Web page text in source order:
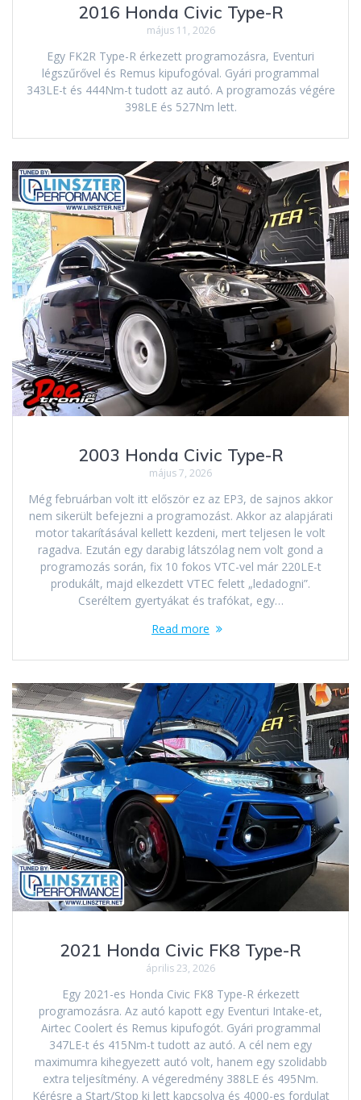
2016 Honda Civic Type-R
május 11, 2026
Egy FK2R Type-R érkezett programozásra, Eventuri
légszűrővel és Remus kipufogóval. Gyári programmal
343LE-t és 444Nm-t tudott az autó. A programozás végére
398LE és 527Nm lett.
2003 Honda Civic Type-R
május 7, 2026
Még februárban volt itt először ez az EP3, de sajnos akkor
nem sikerült befejezni a programozást. Akkor az alapjárati
motor takarításával kellett kezdeni, mert teljesen le volt
ragadva. Ezután egy darabig látszólag nem volt gond a
programozás során, fix 10 fokos VTC-vel már 220LE-t
produkált, majd elkezdett VTEC felett „ledadogni”.
Cseréltem gyertyákat és trafókat, egy…
Read more
2021 Honda Civic FK8 Type-R
április 23, 2026
Egy 2021-es Honda Civic FK8 Type-R érkezett
programozásra. Az autó kapott egy Eventuri Intake-et,
Airtec Coolert és Remus kipufogót. Gyári programmal
347LE-t és 415Nm-t tudott az autó. A cél nem egy
maximumra kihegyezett autó volt, hanem egy szolidabb
extra teljesítmény. A végeredmény 388LE és 495Nm.
Kérésre a Start/Stop ki lett kapcsolva és 4000-es fordulat